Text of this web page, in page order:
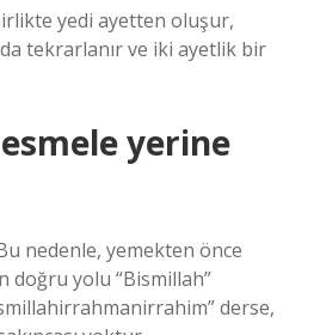
yedi ayetten oluşur,
tekrarlanır ve iki ayetlik bir
yerine
nedenle, yemekten önce
doğru yolu “Bismillah”
derse,